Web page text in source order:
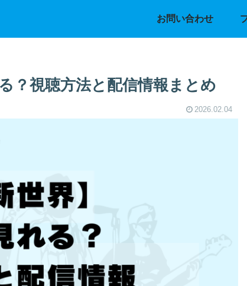
お問い合わせ
？視聴方法と配信情報まとめ
2026.02.04